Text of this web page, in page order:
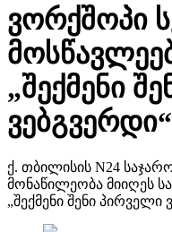
ვორქშოპი
„შექმენი
ვებგვერდი“
ქ. თბილისის N24
მონაწილეობა მიიღეს
„შექმენი შენი პირველი